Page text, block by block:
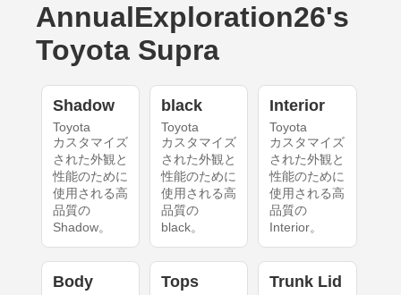
AnnualExploration26's
Toyota Supra
Shadow
Toyota
カスタマイズ
された外観と
性能のために
使用される高
品質の
Shadow。
black
Toyota
カスタマイズ
された外観と
性能のために
使用される高
品質の
black。
Interior
Toyota
カスタマイズ
された外観と
性能のために
使用される高
品質の
Interior。
Body Tops Trunk Lid